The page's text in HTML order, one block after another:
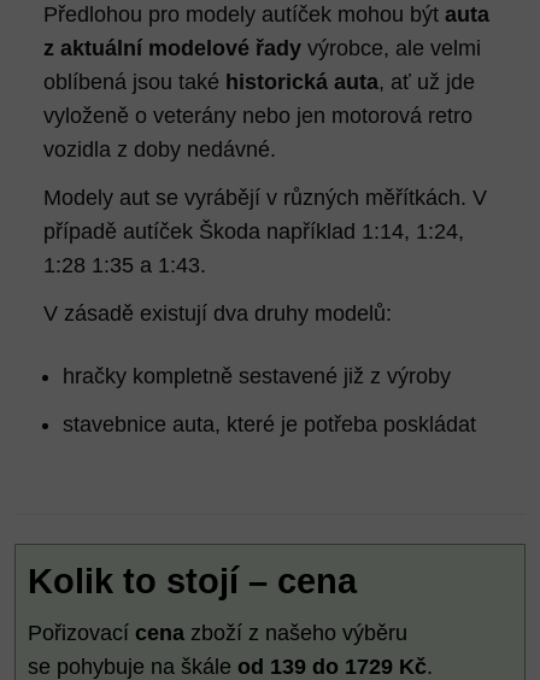
Předlohou pro modely autíček mohou být auta
z aktuální modelové řady výrobce, ale velmi
oblíbená jsou také historická auta, ať už jde
vyloženě o veterány nebo jen motorová retro
vozidla z doby nedávné.
Modely aut se vyrábějí v různých měřítkách. V
případě autíček Škoda například 1:14, 1:24,
1:28 1:35 a 1:43.
V zásadě existují dva druhy modelů:
hračky kompletně sestavené již z výroby
stavebnice auta, které je potřeba poskládat
Kolik to stojí – cena
Pořizovací cena zboží z našeho výběru
se pohybuje na škále od 139 do 1729 Kč.